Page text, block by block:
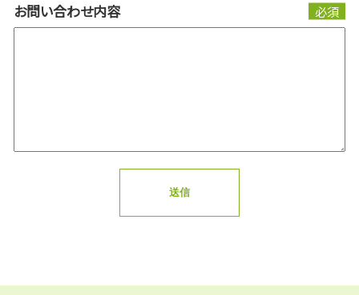
お問い合わせ内容 必須